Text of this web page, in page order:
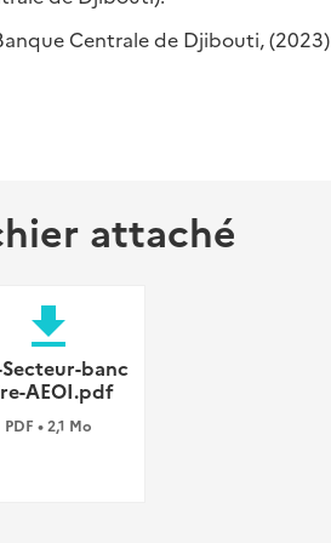
Centrale de Djibouti, (2023)
attaché
file_download
Secteur-banc
AEOI.pdf
PDF • 2,1 Mo